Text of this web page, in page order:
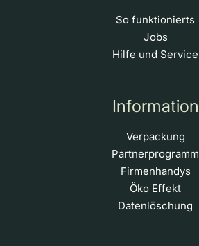
So funktionierts
Jobs
Hilfe und Service
Information
Verpackung
Partnerprogramm
Firmenhandys
Öko Effekt
Datenlöschung